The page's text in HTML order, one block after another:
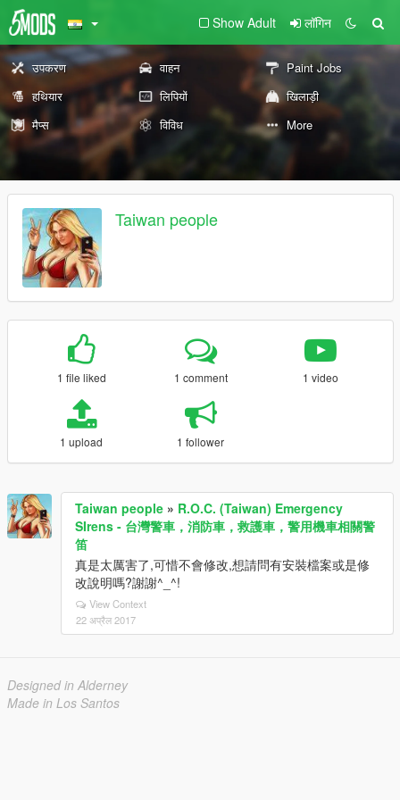
Show Adult लॉगिन
उपकरण वाहन
Paint Jobs
हथियार
लिपियों
खिलाड़ी
मैप्स
विविध More
Taiwan people
1 file liked 1 comment 1 video
1 upload 1 follower
Taiwan people » R.O.C. (Taiwan) Emergency
SIrens - 台灣警車，消防車，救護車，警用機車相關警
笛
真是太厲害了,可惜不會修改,想請問有安裝檔案或是修
改說明嗎?謝謝^_^!
View Context
22 अप्रैल 2017
Designed in Alderney
Made in Los Santos